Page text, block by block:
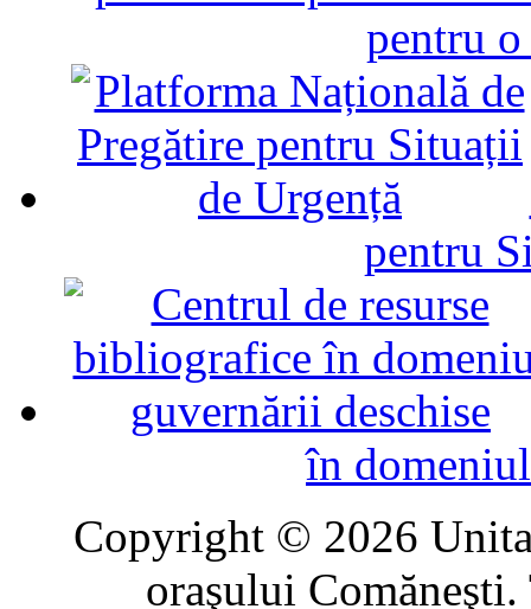
pentru
pentru
în
Copyright © 2026
oraşului